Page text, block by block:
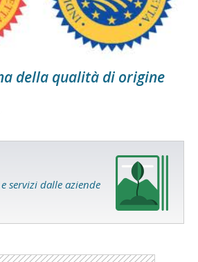
della qualità di origine
servizi dalle aziende